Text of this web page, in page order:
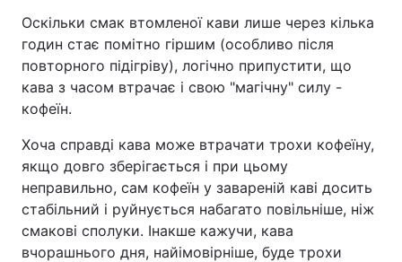
Оскільки смак втомленої кави лише через кілька
годин стає помітно гіршим (особливо після
повторного підігріву), логічно припустити, що
кава з часом втрачає і свою "магічну" силу -
кофеїн.
Хоча справді кава може втрачати трохи кофеїну,
якщо довго зберігається і при цьому
неправильно, сам кофеїн у завареній каві досить
стабільний і руйнується набагато повільніше, ніж
смакові сполуки. Інакше кажучи, кава
вчорашнього дня, найімовірніше, буде трохи